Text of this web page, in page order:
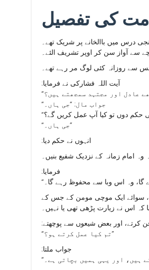
کی تفصیل
درس میں باالخانے پر شریک تھے۔
سے آواز سن کر اوپر تشریف الئے۔
سے روزانہ کئی لوگ مر رہے تھے۔
:آیت اللہ فشارکی نے فرمایا
“جواب مال: “جی ہاں۔
“جی ہاں۔”
:انہوں نے حکم دیا
زمانہ کے نزدیک شفیع بنیں۔
:فرمایا
سوائے ایک موچی مومن کے جس کے
کہ اس نے زیارت پڑھی تھی یا نہیں۔
اور بعض شیعوں سے پوچھتے
“تم کیا عمل کرتے ہو؟”
:جواب ملتا